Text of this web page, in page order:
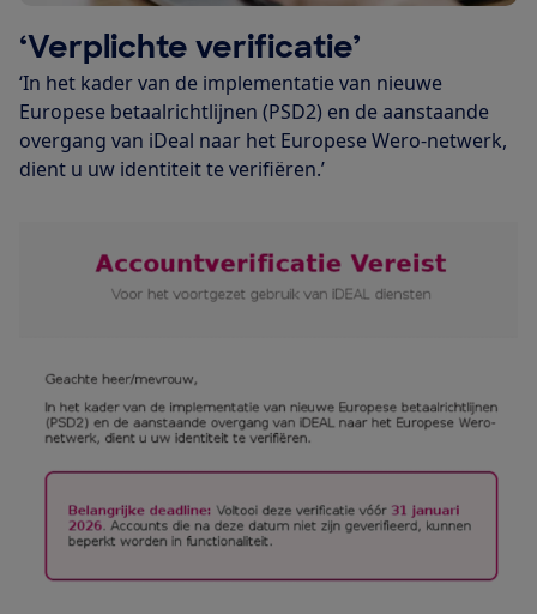
‘Verplichte verificatie’
‘In het kader van de implementatie van nieuwe
Europese betaalrichtlijnen (PSD2) en de aanstaande
overgang van iDeal naar het Europese Wero-netwerk,
dient u uw identiteit te verifiëren.’